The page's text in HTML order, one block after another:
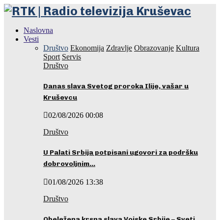
Naslovna
Vesti
Društvo Ekonomija Zdravlje Obrazovanje Kultura
Sport Servis
Društvo
Danas slava Svetog proroka Ilije, vašar u
Kruševcu
02/08/2026 00:08
Društvo
U Palati Srbija potpisani ugovori za podršku
dobrovoljnim…
01/08/2026 13:38
Društvo